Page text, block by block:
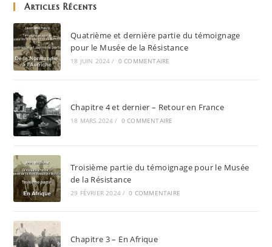
Articles Récents
Quatrième et dernière partie du témoignage
pour le Musée de la Résistance
18 JUIN 2024 / 0 COMMENTAIRE
Chapitre 4 et dernier – Retour en France
18 MARS 2024 / 0 COMMENTAIRE
Troisième partie du témoignage pour le Musée
de la Résistance
29 FÉVRIER 2024 / 0 COMMENTAIRE
Chapitre 3 – En Afrique